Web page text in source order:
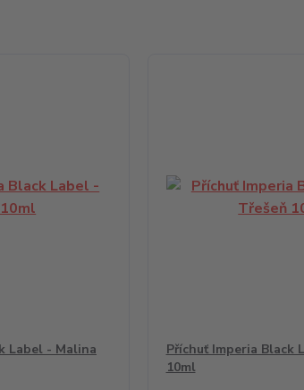
Label - Malina
Příchuť Imperia Black
10ml